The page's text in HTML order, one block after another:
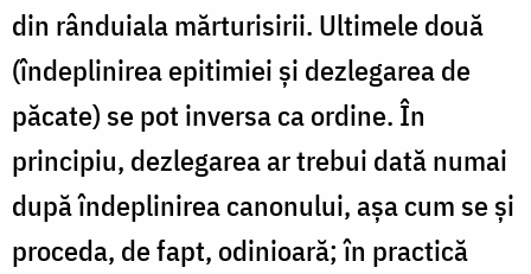
din rânduiala mărturisirii. Ultimele două
(îndeplinirea epitimiei şi dezlegarea de
păcate) se pot inversa ca ordine. În
principiu, dezlegarea ar trebui dată numai
după îndeplinirea canonului, aşa cum se şi
proceda, de fapt, odinioară; în practică